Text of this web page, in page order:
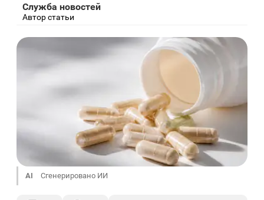
Служба новостей
Автор статьи
AI Сгенерировано ИИ